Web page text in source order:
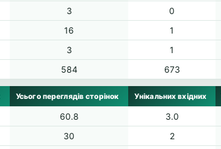
3 0
16 1
3 1
584 673
Усього переглядів сторінок Унікальних вхідних
60.8 3.0
30 2